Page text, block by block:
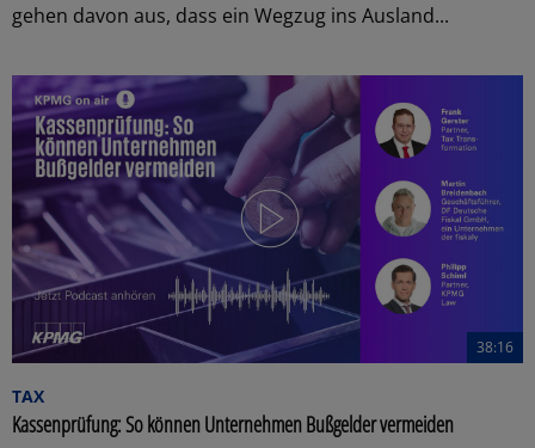
gehen davon aus, dass ein Wegzug ins Ausland...
38:16
TAX
Kassenprüfung: So können Unternehmen Bußgelder vermeiden